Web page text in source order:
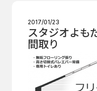
2017/01/23
スタジオよも
間取り